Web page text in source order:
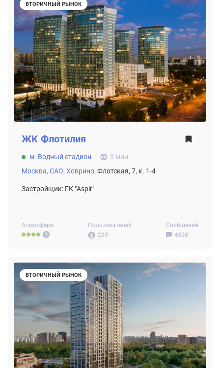
ВТОРИЧНЫЙ РЫНОК
Атмосфера
Пользователей
229
Сообщений
4508
ЖК Флотилия
м. Водный стадион
3 мин.
Москва, САО, Ховрино, Флотская, 7, к. 1-4
Застройщик: ГК "Aspir"
ВТОРИЧНЫЙ РЫНОК